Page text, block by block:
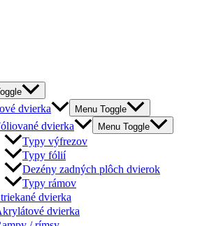
dvierka Menu Toggle
dvierka Menu Toggle
Typy výfrezov
Typy fólií
Dezény zadných plôch dvierok
Typy rámov
dvierka
dvierka